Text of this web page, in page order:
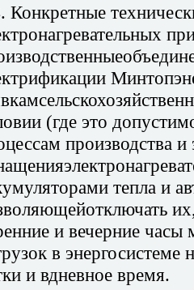
Конкретные
(где это
производства
тепла и
и вечерние часы
в энергосистеме
и вдневное время.